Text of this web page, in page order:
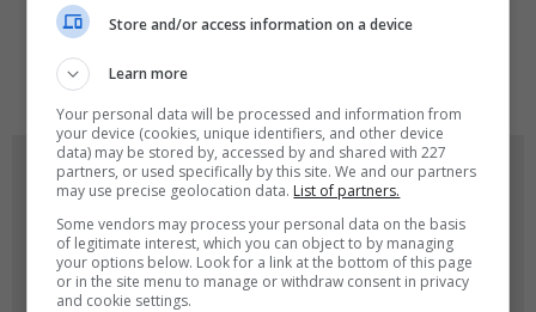
de
OYUN RESIMLERI
Store and/or access information on a device
Learn more
Your personal data will be processed and information from
your device (cookies, unique identifiers, and other device
data) may be stored by, accessed by and shared with 227
partners, or used specifically by this site. We and our partners
may use precise geolocation data. List of partners.
Some vendors may process your personal data on the basis
of legitimate interest, which you can object to by managing
your options below. Look for a link at the bottom of this page
or in the site menu to manage or withdraw consent in privacy
and cookie settings.